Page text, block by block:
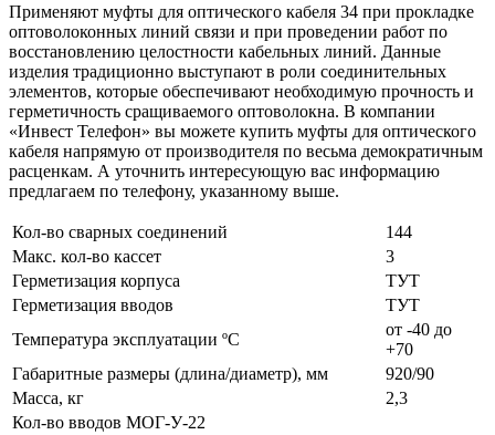
Применяют муфты для оптического кабеля 34 при прокладке
оптоволоконных линий связи и при проведении работ по
восстановлению целостности кабельных линий. Данные
изделия традиционно выступают в роли соединительных
элементов, которые обеспечивают необходимую прочность и
герметичность сращиваемого оптоволокна. В компании
«Инвест Телефон» вы можете купить муфты для оптического
кабеля напрямую от производителя по весьма демократичным
расценкам. А уточнить интересующую вас информацию
предлагаем по телефону, указанному выше.
Кол-во сварных соединений
144
Макс. кол-во кассет
3
Герметизация корпуса
ТУТ
Герметизация вводов
ТУТ
Температура эксплуатации ºС
от -40 до
+70
Габаритные размеры (длина/диаметр), мм
920/90
Масса, кг
2,3
Кол-во вводов МОГ-У-22